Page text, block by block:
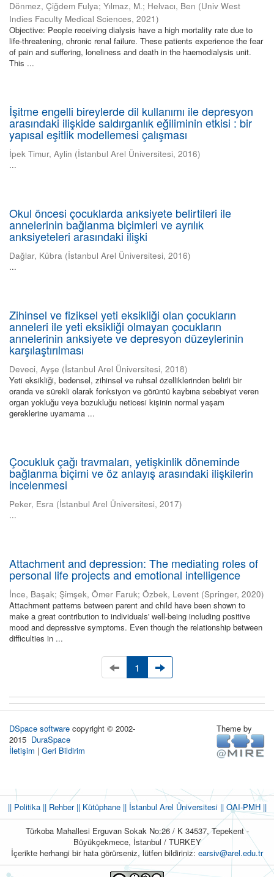
Dönmez, Çiğdem Fulya; Yılmaz, M.; Helvacı, Ben (Univ West
Indies Faculty Medical Sciences, 2021)
Objective: People receiving dialysis have a high mortality rate due to
life-threatening, chronic renal failure. These patients experience the fear
of pain and suffering, loneliness and death in the haemodialysis unit.
This ...
İşitme engelli bireylerde dil kullanımı ile depresyon
arasındaki ilişkide saldırganlık eğiliminin etkisi : bir
yapısal eşitlik modellemesi çalışması
İpek Timur, Aylin (İstanbul Arel Üniversitesi, 2016)
...
Okul öncesi çocuklarda anksiyete belirtileri ile
annelerinin bağlanma biçimleri ve ayrılık
anksiyeteleri arasındaki ilişki
Dağlar, Kübra (İstanbul Arel Üniversitesi, 2016)
...
Zihinsel ve fiziksel yeti eksikliği olan çocukların
anneleri ile yeti eksikliği olmayan çocukların
annelerinin anksiyete ve depresyon düzeylerinin
karşılaştırılması
Deveci, Ayşe (İstanbul Arel Üniversitesi, 2018)
Yeti eksikliği, bedensel, zihinsel ve ruhsal özelliklerinden belirli bir
oranda ve sürekli olarak fonksiyon ve görüntü kaybına sebebiyet veren
organ yokluğu veya bozukluğu neticesi kişinin normal yaşam
gereklerine uyamama ...
Çocukluk çağı travmaları, yetişkinlik döneminde
bağlanma biçimi ve öz anlayış arasındaki ilişkilerin
incelenmesi
Peker, Esra (İstanbul Arel Üniversitesi, 2017)
...
Attachment and depression: The mediating roles of
personal life projects and emotional intelligence
İnce, Başak; Şimşek, Ömer Faruk; Özbek, Levent (Springer, 2020)
Attachment patterns between parent and child have been shown to
make a great contribution to individuals' well-being including positive
mood and depressive symptoms. Even though the relationship between
difficulties in ...
1
DSpace software copyright © 2002-
2015 DuraSpace
İletişim | Geri Bildirim
Theme by
|| Politika|| Rehber|| Kütüphane|| İstanbul Arel Üniversitesi ||OAI-PMH ||
Türkoba Mahallesi Erguvan Sokak No:26 / K 34537, Tepekent -
Büyükçekmece, İstanbul / TURKEY
İçerikte herhangi bir hata görürseniz, lütfen bildiriniz: earsiv@arel.edu.tr